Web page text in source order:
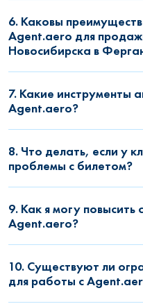
6. Каковы
Agent.aero для
Новосибирска в
7. Какие инструменты
Agent.aero?
8. Что делать, если у
проблемы с билетом?
9. Как я могу
Agent.aero?
10. Существуют ли
для работы с